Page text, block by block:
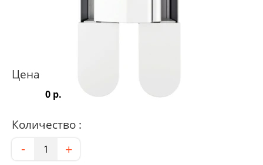
Цена
0 р.
Количество :
Количество
- +